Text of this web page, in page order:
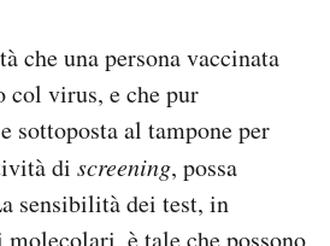
che una persona vaccinata
col virus, e che pur
sottoposta al tampone per
di screening, possa
sensibilità dei test, in
è tale che possono